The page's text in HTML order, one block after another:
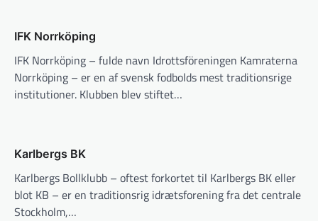
IFK Norrköping
IFK Norrköping – fulde navn Idrottsföreningen Kamraterna
Norrköping – er en af svensk fodbolds mest traditionsrige
institutioner. Klubben blev stiftet…
Karlbergs BK
Karlbergs Bollklubb – oftest forkortet til Karlbergs BK eller
blot KB – er en traditionsrig idrætsforening fra det centrale
Stockholm,…